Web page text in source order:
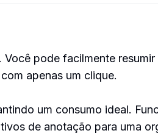
pode facilmente
apenas um clique.
um consumo ideal.
de anotação para uma